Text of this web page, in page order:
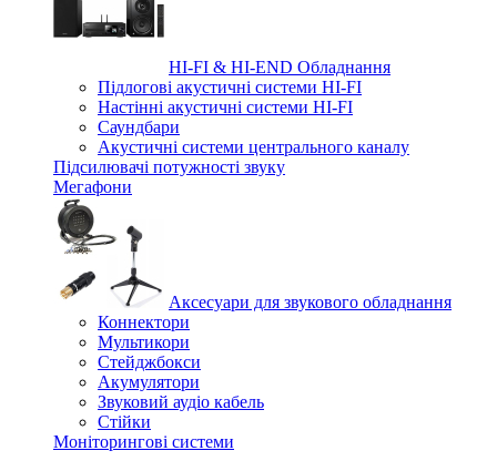
HI-FI & HI-END Обладнання
Підлогові акустичні системи HI-FI
Настінні акустичні системи HI-FI
Саундбари
Акустичні системи центрального каналу
Підсилювачі потужності звуку
Мегафони
Аксесуари для звукового обладнання
Коннектори
Мультикори
Стейджбокси
Акумулятори
Звуковий аудіо кабель
Стійки
Моніторингові системи